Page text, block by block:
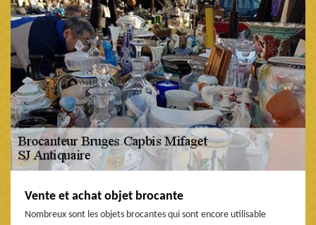
Vente et achat objet brocante
Nombreux sont les objets brocantes qui sont encore utilisable